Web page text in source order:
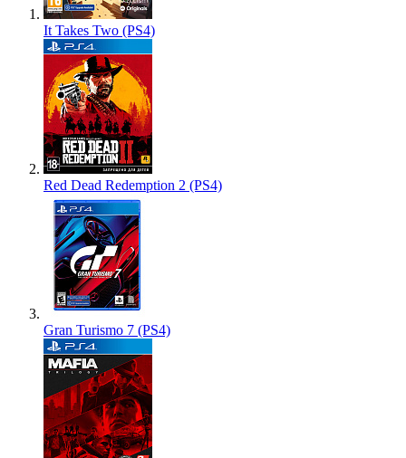
It Takes Two (PS4)
Red Dead Redemption 2 (PS4)
Gran Turismo 7 (PS4)